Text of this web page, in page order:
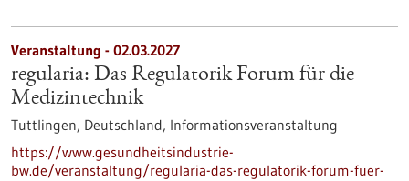
Veranstaltung - 02.03.2027
regularia: Das Regulatorik Forum für die
Medizintechnik
Tuttlingen, Deutschland, Informationsveranstaltung
https://www.gesundheitsindustrie-
bw.de/veranstaltung/regularia-das-regulatorik-forum-fuer-